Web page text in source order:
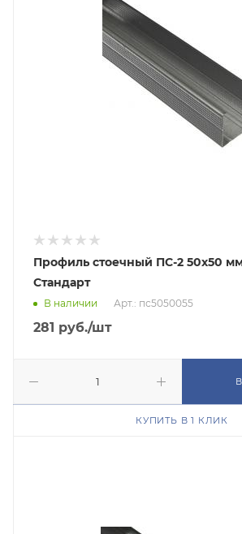
Профиль стоечный ПС-2 50х50
Стандарт
В наличии Арт.: пс5050055
281 руб./шт
КУПИТЬ В 1 КЛИК